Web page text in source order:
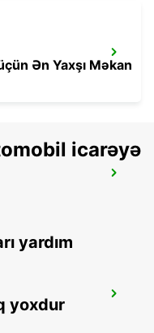
Ən Yaxşı Məkan
icarəyə
yardım
yoxdur